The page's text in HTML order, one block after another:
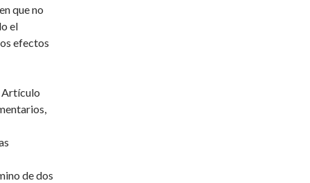
que no
el
efectos
Artículo
de dos